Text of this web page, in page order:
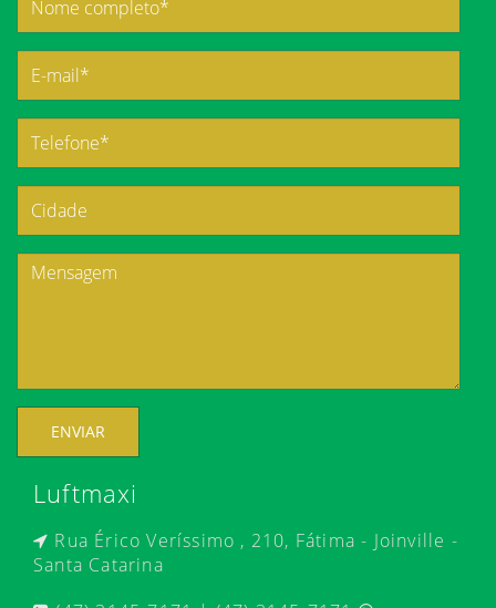
ENVIAR
Luftmaxi
Rua Érico Veríssimo , 210, Fátima - Joinville -
Santa Catarina